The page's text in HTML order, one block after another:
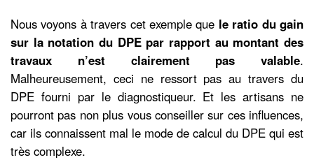
Nous voyons à travers cet exemple que le ratio du gain
sur la notation du DPE par rapport au montant des
travaux n’est clairement pas valable.
Malheureusement, ceci ne ressort pas au travers du
DPE fourni par le diagnostiqueur. Et les artisans ne
pourront pas non plus vous conseiller sur ces influences,
car ils connaissent mal le mode de calcul du DPE qui est
très complexe.